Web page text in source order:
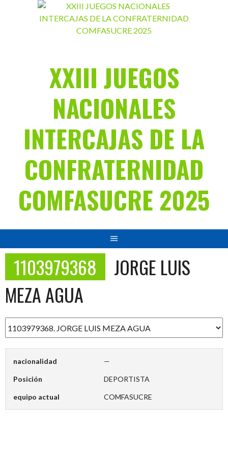
XXIII JUEGOS
NACIONALES
INTERCAJAS DE LA
CONFRATERNIDAD
COMFASUCRE 2025
1103979368
JORGE LUIS
MEZA AGUA
nacionalidad —
Posición DEPORTISTA
equipo actual COMFASUCRE